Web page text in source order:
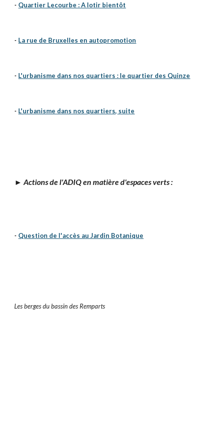
- Quartier Lecourbe : A lotir bientôt
- La rue de Bruxelles en autopromotion
- L'urbanisme dans nos quartiers : le quartier des Quinze
- L'urbanisme dans nos quartiers, suite
►Actions de l'ADIQ en matière d'espaces verts :
- Question de l'accès au Jardin Botanique
Les berges du bassin des Remparts